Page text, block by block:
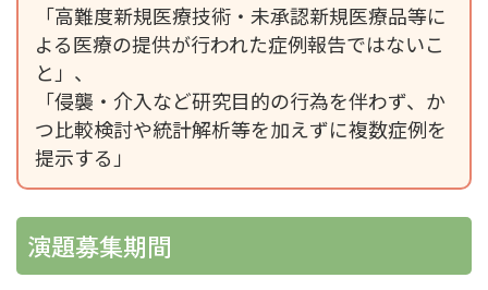
「高難度新規医療技術・未承認新規医療品等に
よる医療の提供が行われた症例報告ではないこ
と」、
「侵襲・介入など研究目的の行為を伴わず、か
つ比較検討や統計解析等を加えずに複数症例を
提示する」
演題募集期間